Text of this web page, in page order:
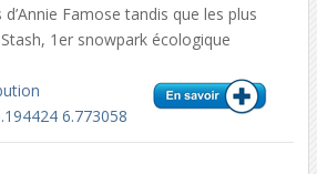
Famose tandis que les plus
1er snowpark écologique
6.773058